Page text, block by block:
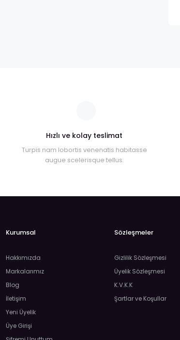
Hızlı ve kolay teslimat
Turpis nam lobortis venenatis habitasse
augue scelerisque tellus.
Kurumsal
Hakkımızda
Markalarımız
Blog
İletişim
Yeni Üyelik
Üye Girişi
Sözleşmeler
Gizlilik Sözleşmesi
Üyelik Sözleşmesi
K.V.K.K
Şartlar ve Koşullar